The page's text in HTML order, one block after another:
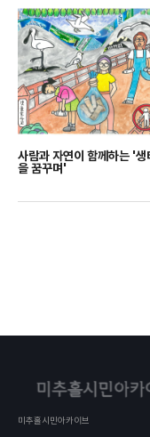
사람과 자연이 함께하는 '생
을 꿈꾸며'
미추홀시민아카이브